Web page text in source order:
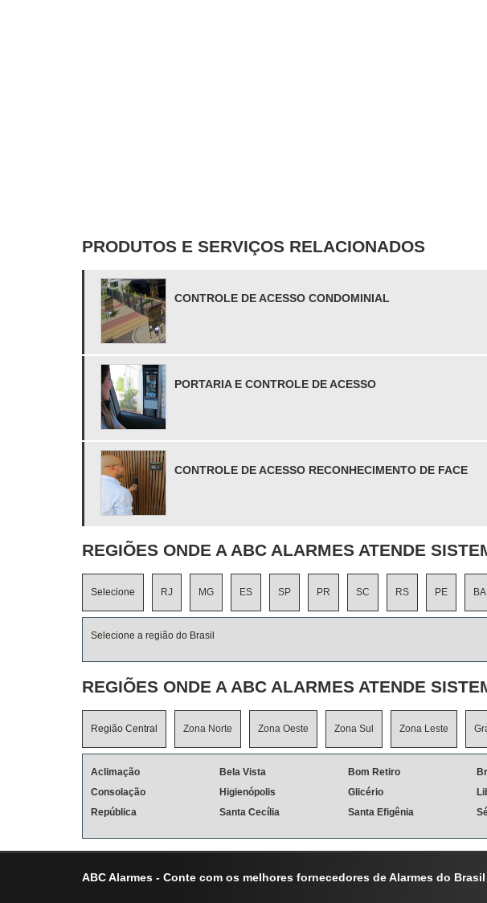
PRODUTOS E SERVIÇOS RELACIONADOS
CONTROLE DE ACESSO CONDOMINIAL
PORTARIA E CONTROLE DE ACESSO
CONTROLE DE ACESSO RECONHECIMENTO DE FACE
REGIÕES ONDE A ABC ALARMES ATENDE
Selecione RJ MG ES SP PR SC RS PE BA
Selecione a região do Brasil
REGIÕES ONDE A ABC ALARMES ATENDE
Região Central Zona Norte Zona Oeste Zona Sul Zona Leste
Aclimação Bela Vista Bom Retiro
Consolação
Higienópolis Glicério
República
Santa Cecília Santa Efigênia
ABC Alarmes - Conte com os melhores fornecedores de Alarmes do Brasil